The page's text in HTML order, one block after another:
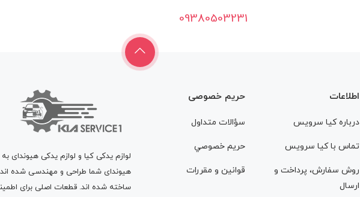
09380503231
اطلاعات
درباره کيا سرويس
تماس با کيا سرويس
روش سفارش، پرداخت و
ارسال
حریم خصوصی
سؤالات متداول
حريم خصوصي
قوانين و مقررات
لوازم یدکی کیا و لوازم یدکی هیوندای
هیوندای شما طراحی و مهندسی شده اند،
ساخته شده اند. قطعات اصلی برای